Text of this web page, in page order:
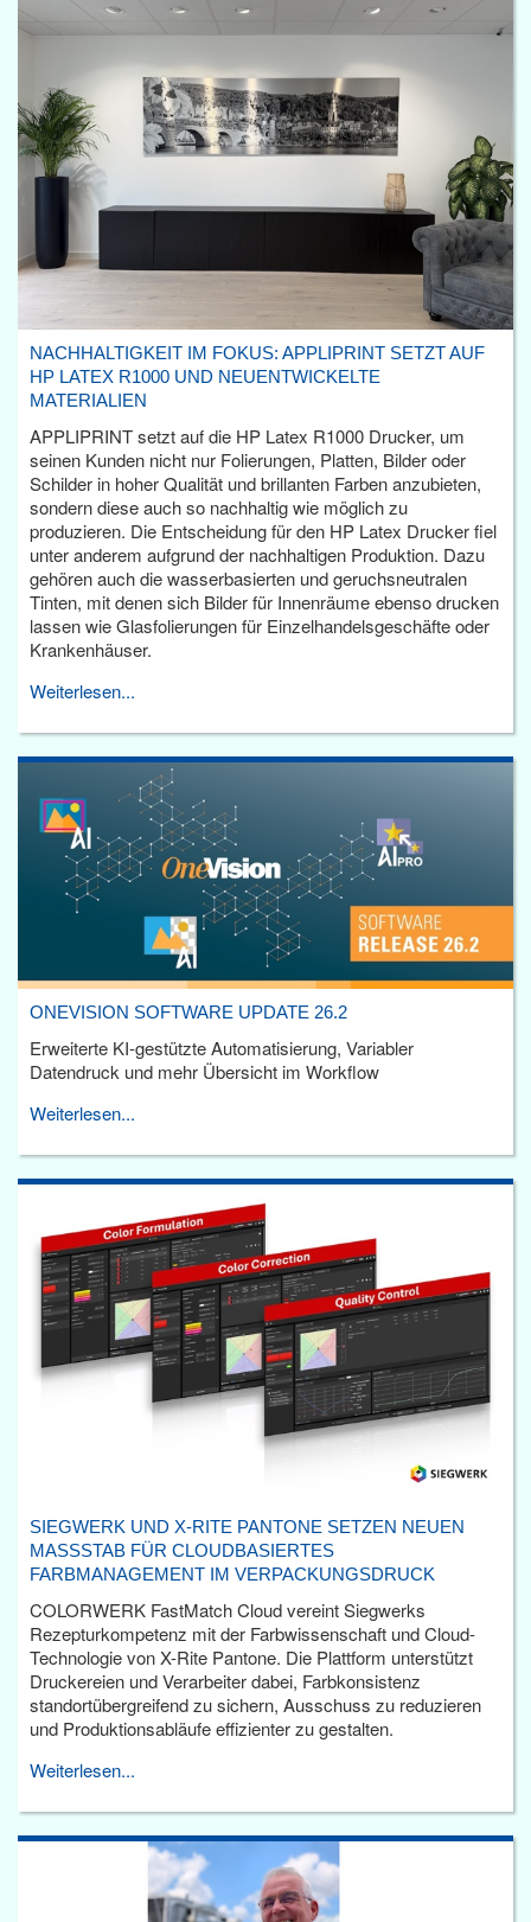
NACHHALTIGKEIT IM FOKUS: APPLIPRINT SETZT AUF
HP LATEX R1000 UND NEUENTWICKELTE
MATERIALIEN
APPLIPRINT setzt auf die HP Latex R1000 Drucker, um
seinen Kunden nicht nur Folierungen, Platten, Bilder oder
Schilder in hoher Qualität und brillanten Farben anzubieten,
sondern diese auch so nachhaltig wie möglich zu
produzieren. Die Entscheidung für den HP Latex Drucker fiel
unter anderem aufgrund der nachhaltigen Produktion. Dazu
gehören auch die wasserbasierten und geruchsneutralen
Tinten, mit denen sich Bilder für Innenräume ebenso drucken
lassen wie Glasfolierungen für Einzelhandelsgeschäfte oder
Krankenhäuser.
Weiterlesen...
ONEVISION SOFTWARE UPDATE 26.2
Erweiterte KI-gestützte Automatisierung, Variabler
Datendruck und mehr Übersicht im Workflow
Weiterlesen...
SIEGWERK UND X-RITE PANTONE SETZEN NEUEN
MASSSTAB FÜR CLOUDBASIERTES F
ARBMANAGEMENT IM VERPACKUNGSDRUCK
COLORWERK FastMatch Cloud vereint Siegwerks
Rezepturkompetenz mit der Farbwissenschaft und Cloud-
Technologie von X-Rite Pantone. Die Plattform unterstützt
Druckereien und Verarbeiter dabei, Farbkonsistenz
standortübergreifend zu sichern, Ausschuss zu reduzieren
und Produktionsabläufe effizienter zu gestalten.
Weiterlesen...